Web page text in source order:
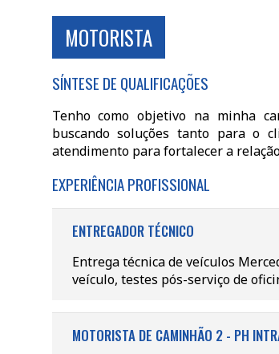
MOTORISTA
SÍNTESE DE QUALIFICAÇÕES
Tenho como objetivo na minha
buscando soluções tanto para o
atendimento para fortalecer a
EXPERIÊNCIA PROFISSIONAL
ENTREGADOR TÉCNICO
Entrega técnica de veículos
veículo, testes pós-serviço de
MOTORISTA DE CAMINHÃO 2 - PH